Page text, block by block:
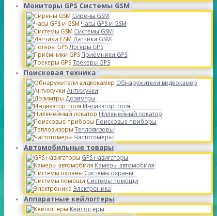
Мониторы GPS Системы GSM
Сирены GSM
Часы GPS и GSM
Системы GSM
Датчики GSM
Логеры GPS
Приёмники GPS
Трекеры GPS
Поисковая техника
Обнаружители видеокамер
Антижучки
Дозимтры
Индикатор поля
Ниленейный локатор
Поисковые приборы
Тепловизоры
Частотомеры
Автомобильные товары
GPS навигаторы
Камеры автомобиля
Системы охраны
Системы помощи
Электроника
Аппаратные кейлоггеры
Кейлоггеры